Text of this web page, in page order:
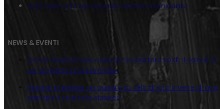
Juta Lupin e la sua squadra Arresto imminente
NEWS & EVENTI
Come trasformare casa senza buttare soldi: il valore di
un progetto professionale
Perché scegliere un quadro su tela di juta invece di una
stampa o una tela classica